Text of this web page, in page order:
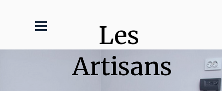
Les
Artisans